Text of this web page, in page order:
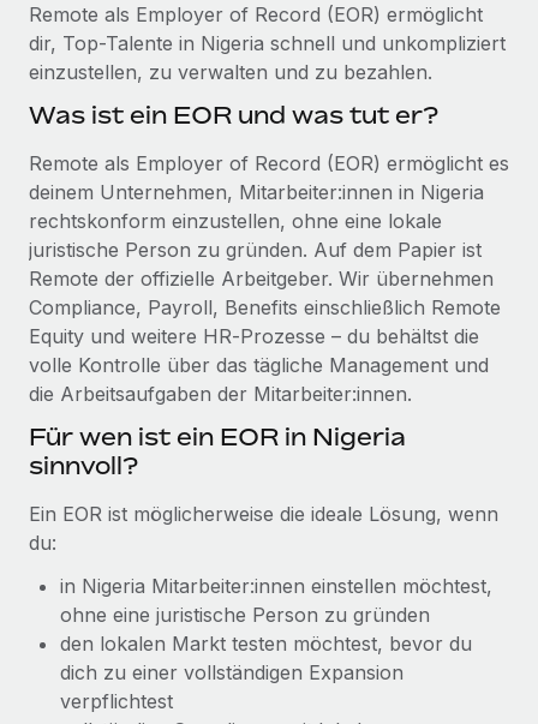
DIENSTLEISTUNGEN
Frag unsere Expert:innen
Hilfe von Expert:innen für globale HR & Compliance
Einfacheres Bewerber:innen-Screening
Compliance Watchtower
Lückenlose Compliance
Geräteverwaltung
Globale Bereitstellung und Verfolgung von IT-
Geräten
Schnelle, rechtssichere Gründung von
Niederlassungen
Mobilität und Relocation
Mühelose Relocation von Mitarbeiter:innen
Benefits
Mühelose Verwaltung von Benefits
Remote Build
Beratung zu Integrationen und KI-Automatisierung
So hat der KI-Vorreiter Weaviate sein Team mit
Remote um 120 % vergrößert
Weaviate auf einen Blick Weaviate entwickelt KI-basierte
Open-Source-Infrastrukturen. Das...
Mehr erfahren
Managements – die Erfolgsgeschichte einer
globalen Content-Agentur mit Remote
Auf einen Blick Erfahre mehr über die unglaubliche
Mehr erfahren
Informationen zu Gehältern und Qualifikationen
Insights Center
Hol dir Unterstützung
Alle Ressourcen anzeigen
BLOG
Globale Payroll
EOR und PEO
Contractor Management
Steuern
Neues zu Remote-Produkten: Integration mit
Gusto und Zero und Contractor Management
Plus
Auch im neuen Jahr wollen wir bei Remote Unternehmen
Remote als Employer of Record (EOR) ermöglicht
dir, Top-Talente in Nigeria schnell und unkompliziert
einzustellen, zu verwalten und zu bezahlen.
Was ist ein EOR und was tut er?
Remote als Employer of Record (EOR) ermöglicht es
deinem Unternehmen, Mitarbeiter:innen in Nigeria
rechtskonform einzustellen, ohne eine lokale
juristische Person zu gründen. Auf dem Papier ist
Remote der offizielle Arbeitgeber. Wir übernehmen
Compliance, Payroll, Benefits einschließlich Remote
Equity und weitere HR‑Prozesse – du behältst die
volle Kontrolle über das tägliche Management und
die Arbeitsaufgaben der Mitarbeiter:innen.
Für wen ist ein EOR in Nigeria
sinnvoll?
Ein EOR ist möglicherweise die ideale Lösung, wenn
du:
in Nigeria Mitarbeiter:innen einstellen möchtest,
ohne eine juristische Person zu gründen
den lokalen Markt testen möchtest, bevor du
dich zu einer vollständigen Expansion
verpflichtest